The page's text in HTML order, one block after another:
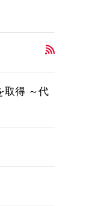
取得 ～代